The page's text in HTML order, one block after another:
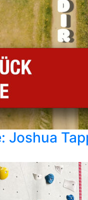
Joshua